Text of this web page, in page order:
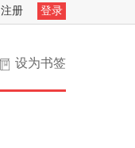
注册 登录
设为书签